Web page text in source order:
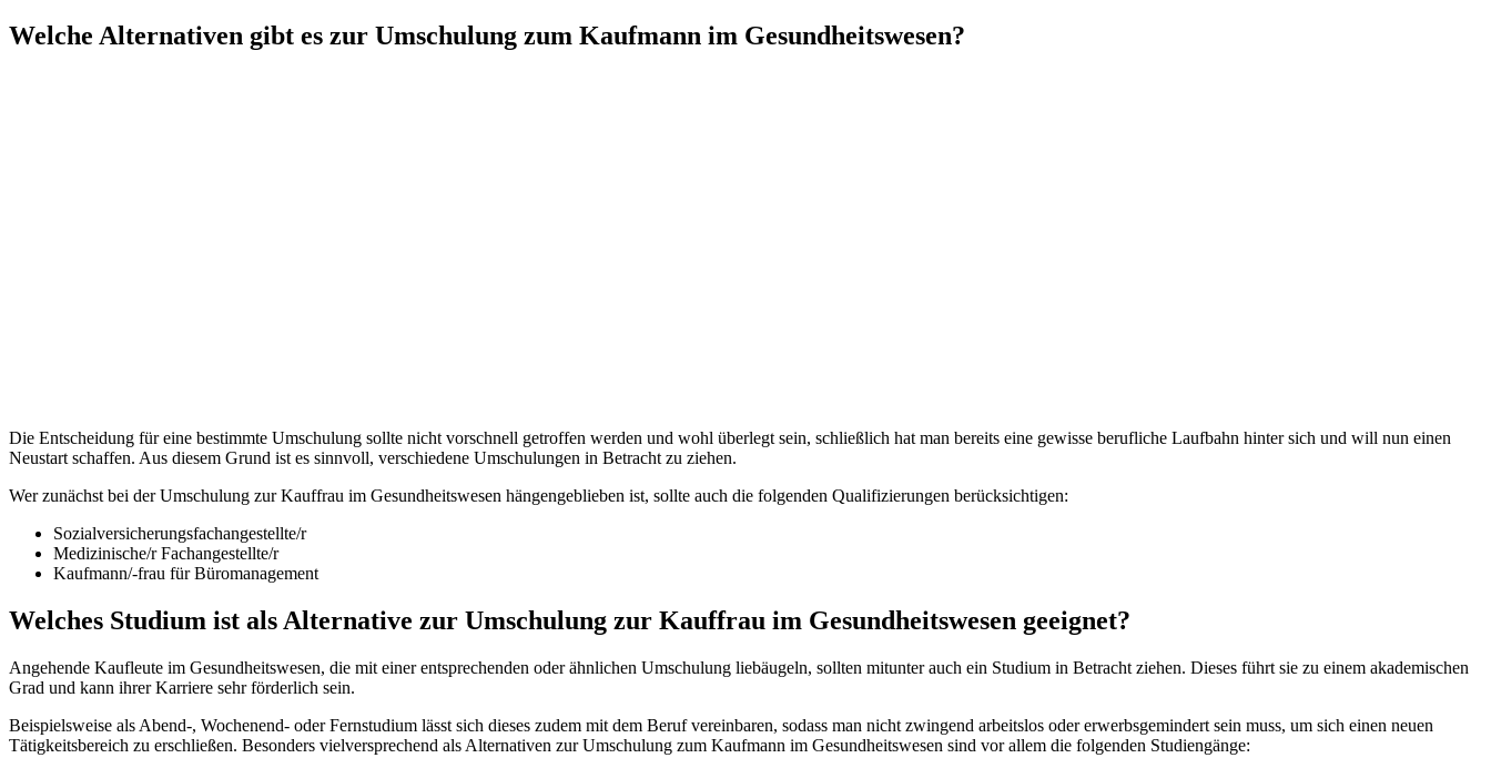
Welche Alternativen gibt es zur Umschulung zum Kaufmann im Gesundheitswesen?
Die Entscheidung für eine bestimmte Umschulung sollte nicht vorschnell getroffen werden und wohl überlegt sein, schließlich hat man bereits eine gewisse berufliche Laufbahn hinter sich und will nun einen
Neustart schaffen. Aus diesem Grund ist es sinnvoll, verschiedene Umschulungen in Betracht zu ziehen.
Wer zunächst bei der Umschulung zur Kauffrau im Gesundheitswesen hängengeblieben ist, sollte auch die folgenden Qualifizierungen berücksichtigen:
Sozialversicherungsfachangestellte/r
Medizinische/r Fachangestellte/r
Kaufmann/-frau für Büromanagement
Welches Studium ist als Alternative zur Umschulung zur Kauffrau im Gesundheitswesen geeignet?
Angehende Kaufleute im Gesundheitswesen, die mit einer entsprechenden oder ähnlichen Umschulung liebäugeln, sollten mitunter auch ein Studium in Betracht ziehen. Dieses führt sie zu einem akademischen
Grad und kann ihrer Karriere sehr förderlich sein.
Beispielsweise als Abend-, Wochenend- oder Fernstudium lässt sich dieses zudem mit dem Beruf vereinbaren, sodass man nicht zwingend arbeitslos oder erwerbsgemindert sein muss, um sich einen neuen
Tätigkeitsbereich zu erschließen. Besonders vielversprechend als Alternativen zur Umschulung zum Kaufmann im Gesundheitswesen sind vor allem die folgenden Studiengänge: